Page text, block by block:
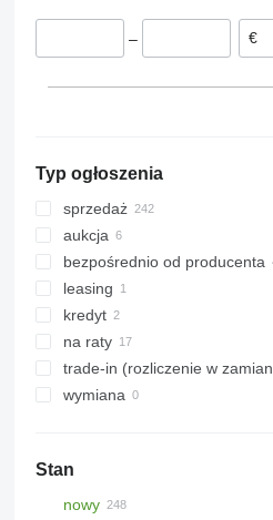
Wielka Brytania
Bułgaria
–
Typ ogłoszenia
sprzedaż
aukcja
bezpośrednio od producenta
leasing
kredyt
na raty
trade-in (rozliczenie w
wymiana
Stan
nowy